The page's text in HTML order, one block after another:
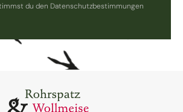
du den Datenschutzbestimmungen